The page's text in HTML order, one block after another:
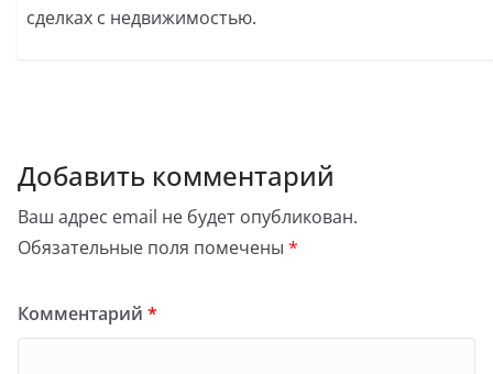
сделках с недвижимостью.
Добавить комментарий
Ваш адрес email не будет опубликован.
Обязательные поля помечены *
Комментарий *